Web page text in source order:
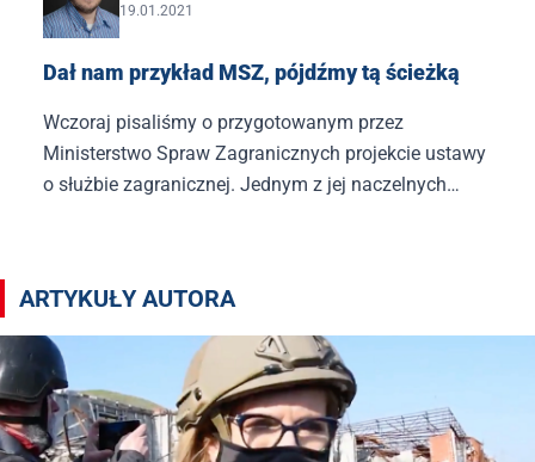
skłaniać ku autorefleksji bardziej krytycznej.
19.01.2021
Dał nam przykład MSZ, pójdźmy tą ścieżką
Wczoraj pisaliśmy o przygotowanym przez
Ministerstwo Spraw Zagranicznych projekcie ustawy
o służbie zagranicznej. Jednym z jej naczelnych
prostu zawodowcami szkolonymi do pracy na rzecz
swojego kraju, wolnymi od nacisków politycznych.
Artykuły autora Igor Szczęsnowicz
ARTYKUŁY AUTORA